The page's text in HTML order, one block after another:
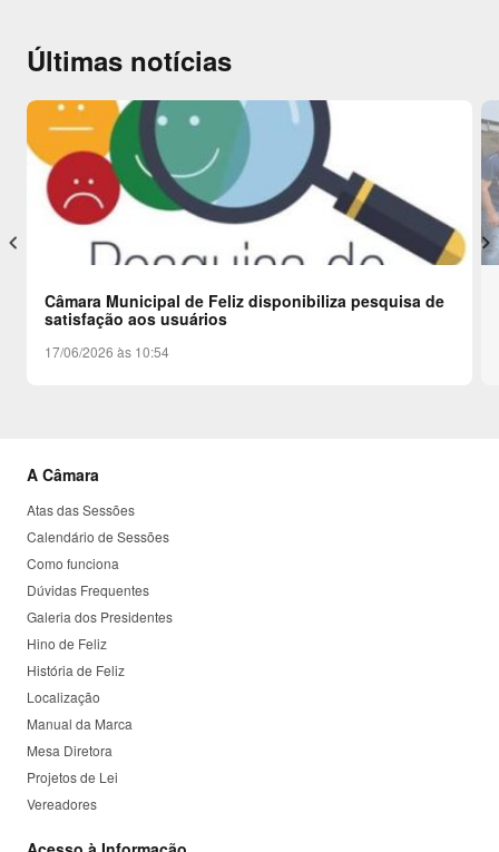
Últimas notícias
Câmara Municipal de Feliz disponibiliza pesquisa de
satisfação aos usuários
17/06/2026 às 10:54
keyboard_arrow_left keyboard_arrow_right
A Câmara
Atas das Sessões
Calendário de Sessões
Como funciona
Dúvidas Frequentes
Galeria dos Presidentes
Hino de Feliz
História de Feliz
Localização
Manual da Marca
Mesa Diretora
Projetos de Lei
Vereadores